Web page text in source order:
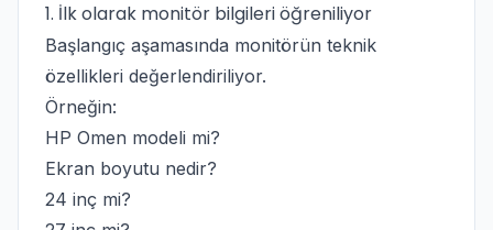
1. İlk olarak monitör bilgileri öğreniliyor
Başlangıç aşamasında monitörün teknik
özellikleri değerlendiriliyor.
Örneğin:
HP Omen modeli mi?
Ekran boyutu nedir?
24 inç mi?